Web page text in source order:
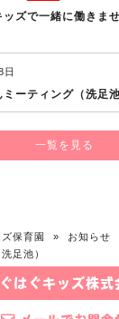
ッズで一緒に働きま
日
ーティング（洗足池
一覧を見る
保育園 » お知らせ
足池）
はぐキッズ株式
はぐはぐキッズ保育